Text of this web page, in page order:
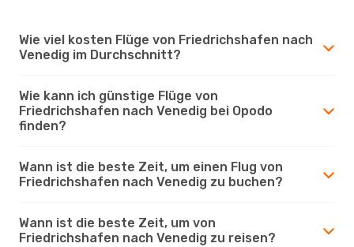
Wie viel kosten Flüge von Friedrichshafen nach
Venedig im Durchschnitt?
Wie kann ich günstige Flüge von
Friedrichshafen nach Venedig bei Opodo
finden?
Wann ist die beste Zeit, um einen Flug von
Friedrichshafen nach Venedig zu buchen?
Wann ist die beste Zeit, um von
Friedrichshafen nach Venedig zu reisen?